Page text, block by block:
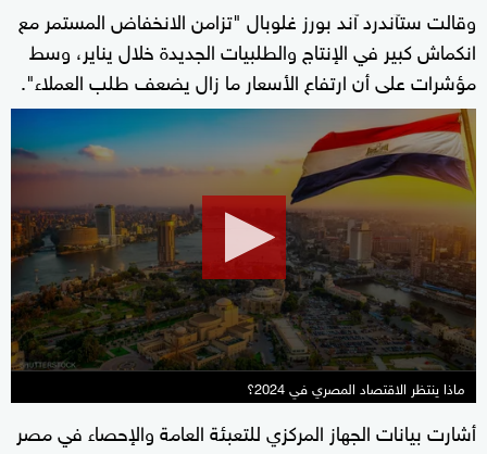
وقالت ستآندرد آند بورز غلوبال "تزامن الانخفاض المستمر مع
انكماش كبير في الإنتاج والطلبيات الجديدة خلال يناير، وسط
مؤشرات على أن ارتفاع الأسعار ما زال يضعف طلب العملاء".
seconds
of
minute,
37
seconds
ماذا ينتظر الاقتصاد المصري في 2024؟
أشارت بيانات الجهاز المركزي للتعبئة العامة والإحصاء في مصر